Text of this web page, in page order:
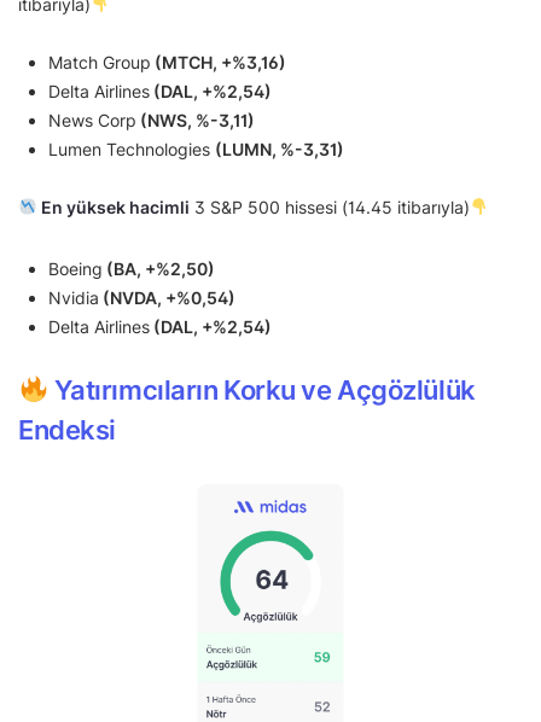
Match Group (MTCH, +%3,16)
Delta Airlines (DAL, +%2,54)
News Corp (NWS, %-3,11)
Lumen Technologies (LUMN, %-3,31)
En yüksek hacimli 3 S&P 500 hissesi (14.45 itibarıyla)
Boeing (BA, +%2,50)
Nvidia (NVDA, +%0,54)
Delta Airlines (DAL, +%2,54)
Yatırımcıların Korku ve Açgözlülük
Endeksi